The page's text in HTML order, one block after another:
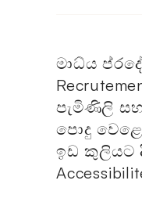
මාධ්ය
පැමිණිලි
පොදු
ඉඩ කුලියට